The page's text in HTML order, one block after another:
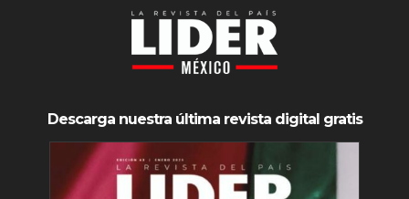
Descarga nuestra última revista digital gratis